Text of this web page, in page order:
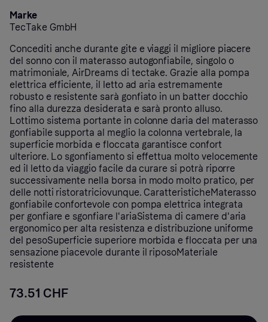
Marke
TecTake GmbH
Concediti anche durante gite e viaggi il migliore piacere
del sonno con il materasso autogonfiabile, singolo o
matrimoniale, AirDreams di tectake. Grazie alla pompa
elettrica efficiente, il letto ad aria estremamente
robusto e resistente sarà gonfiato in un batter docchio
fino alla durezza desiderata e sarà pronto alluso.
Lottimo sistema portante in colonne daria del materasso
gonfiabile supporta al meglio la colonna vertebrale, la
superficie morbida e floccata garantisce confort
ulteriore. Lo sgonfiamento si effettua molto velocemente
ed il letto da viaggio facile da curare si potrà riporre
successivamente nella borsa in modo molto pratico, per
delle notti ristoratriciovunque. CaratteristicheMaterasso
gonfiabile confortevole con pompa elettrica integrata
per gonfiare e sgonfiare l'ariaSistema di camere d'aria
ergonomico per alta resistenza e distribuzione uniforme
del pesoSuperficie superiore morbida e floccata per una
sensazione piacevole durante il riposoMateriale
resistente
73.51 CHF